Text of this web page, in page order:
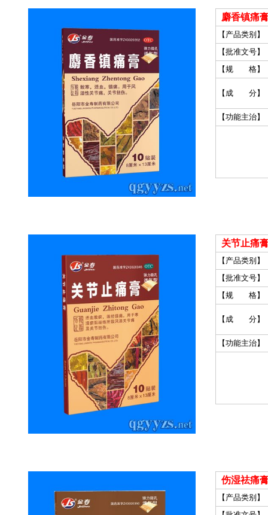
麝香镇痛
【产品类别】
【批准文号】
【规 格】
【成 分】
【功能主治】
关节止痛
【产品类别】
【批准文号】
【规 格】
【成 分】
【功能主治】
伤湿祛痛
【产品类别】